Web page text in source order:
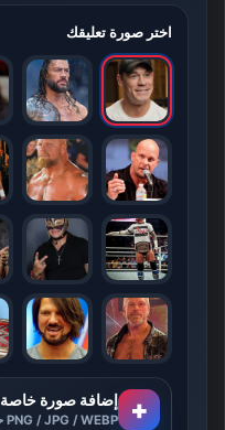
اختر صورة تعليقك
+ إضافة صورة خاصة
PNG / JPG / WEBP حتى 2MB